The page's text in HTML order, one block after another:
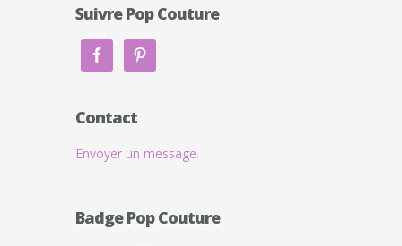
Suivre Pop Couture
Contact
Envoyer un message.
Badge Pop Couture